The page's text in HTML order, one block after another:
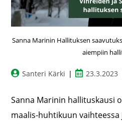
Sanna Marinin Hallituksen
aiempiin
Santeri Kärki 23.3.2023
Sanna Marinin hallituskausi
maalis-huhtikuun